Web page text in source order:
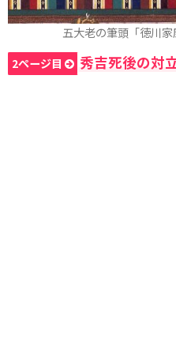
五大老の筆頭「徳川
2ページ目 秀吉死後の対